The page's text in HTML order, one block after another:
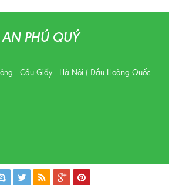
PHÚ QUÝ
- Cầu Giấy - Hà Nội ( Đầu Hoàng Quốc